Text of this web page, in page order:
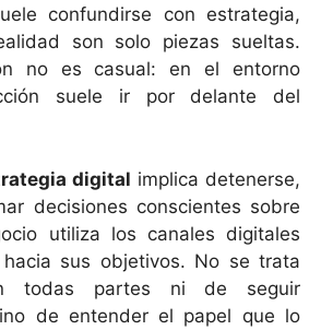
confundirse con estrategia,
son solo piezas sueltas.
no es casual: en el entorno
suele ir por delante del
digital implica detenerse,
decisiones conscientes sobre
utiliza los canales digitales
sus objetivos. No se trata
todas partes ni de seguir
de entender el papel que lo